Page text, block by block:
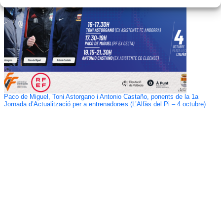
Paco de Miguel, Toni Astorgano i Antonio Castaño, ponents de la 1a
Jornada d’Actualització per a entrenadoræs (L’Alfàs del Pi – 4 octubre)